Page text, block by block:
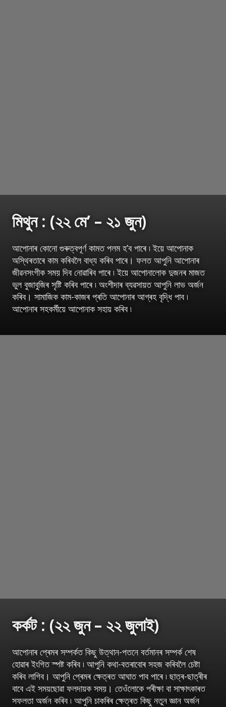
মিথুন : (২২ মে’ – ২১ জুন)
আপোনাৰ কোনো গুৰুত্বপূৰ্ণ কামত পলম হ’ব পাৰে ৷ ইয়ে আপোনাক
অস্থিৰতাৰে কাম কৰিবলৈ বাধ্য কৰিব পাৰে। ফলত আপুনি আপোনাৰ
জীৱনসংগীক সময় দিব নোৱাৰিব পাৰে ৷ ইয়ে আপোনালোক দুজনৰ মাজত
ভুল বুজাবুজিৰ সৃষ্টি কৰিব পাৰে ৷ অংশীদাৰ ব্যৱসায়ত আপুনি লাভ অৰ্জন
কৰিব। সামাজিক কাম-কাজৰ প্ৰতি আপোনাৰ আগ্ৰহ বৃদ্ধি পাব ৷
আপোনাৰ সহকৰ্মীয়ে আপোনাক সহায় কৰিব ৷
কৰ্কট : (২২ জুন – ২২ জুলাই)
আপোনাৰ প্ৰেমৰ সম্পৰ্কত কিছু উত্থান-পতনে বৰ্তমানৰ সম্পৰ্ক শেষ
হোৱাৰ ইংগিত স্পষ্ট কৰিব ৷ আপুনি কথা-বতৰাবোৰ সহজ কৰিবলৈ চেষ্টা
কৰিব লাগিব। আপুনি প্ৰেমৰ ক্ষেত্ৰত আঘাত পাব পাৰে ৷ ছাত্ৰ-ছাত্ৰীৰ
বাবে এই সময়ছোৱা ফলদায়ক সময়। তেওঁলোকে পৰীক্ষা বা সাক্ষাৎকাৰত
সফলতা অৰ্জন কৰিব ৷ আপুনি চাকৰিৰ ক্ষেত্ৰত কিছু নতুন জ্ঞান অৰ্জন